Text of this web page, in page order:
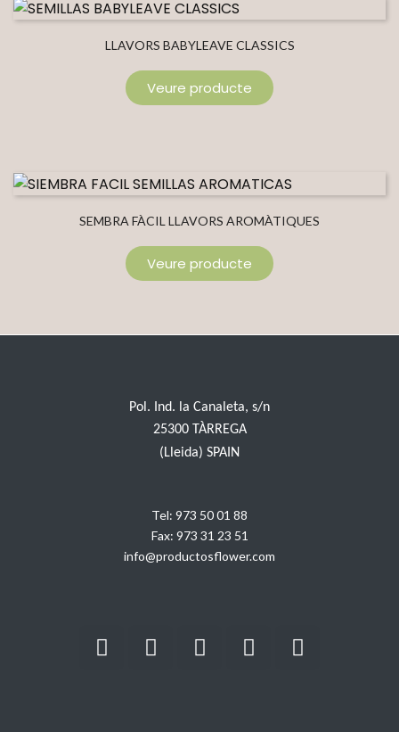
LLAVORS BABYLEAVE CLASSICS
Veure producte
SEMBRA FÀCIL LLAVORS AROMÀTIQUES
Veure producte
Pol. Ind. la Canaleta, s/n
25300 TÀRREGA
(Lleida) SPAIN
Tel: 973 50 01 88
Fax: 973 31 23 51
info@productosflower.com